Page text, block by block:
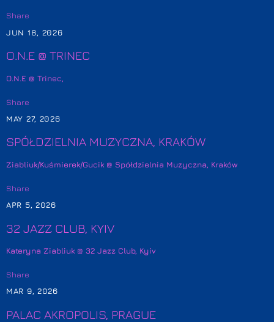
Share
JUN 18, 2026
O.N.E @ TRINEC
O.N.E @ Trinec,
Share
MAY 27, 2026
SPÓŁDZIELNIA MUZYCZNA, KRAKÓW
Ziabliuk/Kuśmierek/Gucik @ Spółdzielnia Muzyczna, Kraków
Share
APR 5, 2026
32 JAZZ CLUB, KYIV
Kateryna Ziabliuk @ 32 Jazz Club, Kyiv
Share
MAR 9, 2026
PALAC AKROPOLIS, PRAGUE